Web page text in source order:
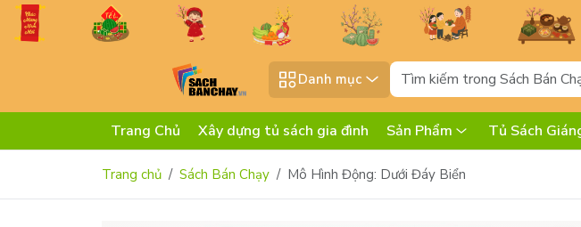
Danh mục
Trang Chủ Xây dựng tủ sách gia đình Sản Phẩm Tủ Sách
Trang chủ Sách Bán Chạy Mô Hình Động: Dưới Đáy Biển